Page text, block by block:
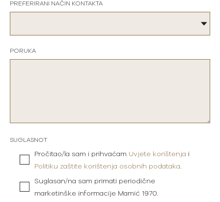
PREFERIRANI NAČIN KONTAKTA
PORUKA
SUGLASNOT
Pročitao/la sam i prihvaćam Uvjete korištenja i
Politiku zaštite korištenja osobnih podataka.
Suglasan/na sam primati periodične
marketinške informacije Mamić 1970.